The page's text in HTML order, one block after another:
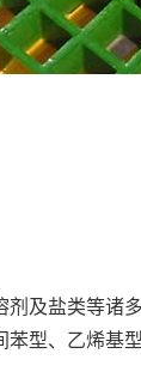
盐类等诸
型、乙烯基